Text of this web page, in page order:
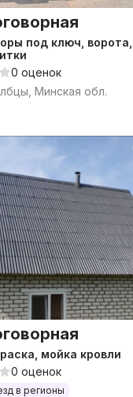
под ключ, ворота,
0 оценок
Минская обл.
мойка кровли
0 оценок
в регионы